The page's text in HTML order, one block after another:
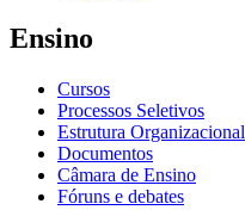
Ensino
Cursos
Processos Seletivos
Estrutura Organizacional
Documentos
Câmara de Ensino
Fóruns e debates